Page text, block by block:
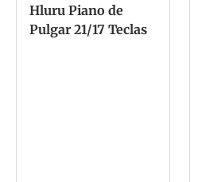
Hluru Piano de
Pulgar 21/17 Teclas